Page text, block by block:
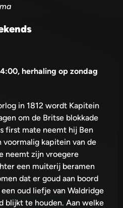
herhaling op zondag
in 1812 wordt Kapitein
om de Britse blokkade
first mate neemt hij Ben
voormalig kapitein van de
neemt zijn vroegere
een muiterij beramen
dat er goud aan boord
oud liefje van Waldridge
blijkt te houden. Aan welke